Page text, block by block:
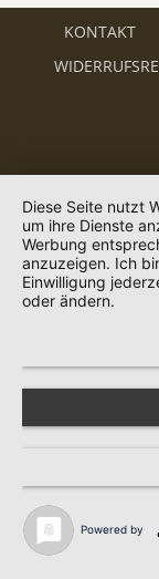
KONTAKT
Diese Seite nutzt
um ihre Dienste
Werbung
anzuzeigen. Ich
Einwilligung
oder ändern.
Powered by